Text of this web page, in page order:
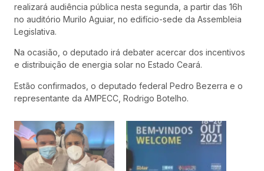
realizará audiência pública nesta segunda, a partir das 16h
no auditório Murilo Aguiar, no edifício-sede da Assembleia
Legislativa.
Na ocasião, o deputado irá debater acercar dos incentivos
e distribuição de energia solar no Estado Ceará.
Estão confirmados, o deputado federal Pedro Bezerra e o
representante da AMPECC, Rodrigo Botelho.